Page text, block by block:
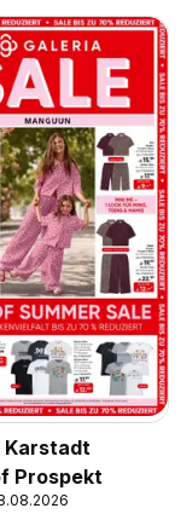
Karstadt
Prospekt